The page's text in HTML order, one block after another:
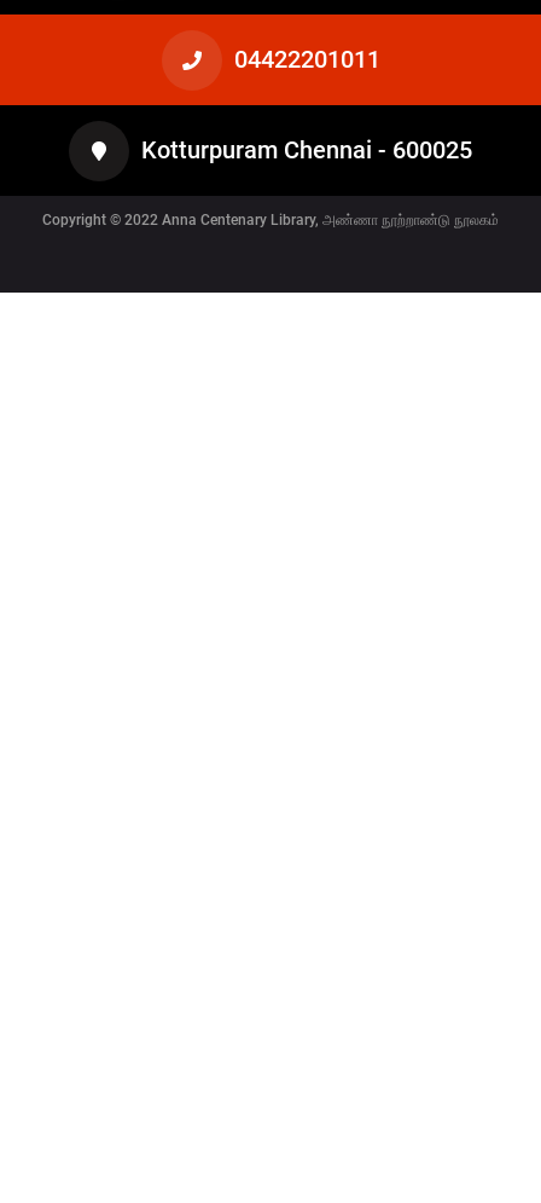
04422201011
Kotturpuram Chennai - 600025
Copyright © 2022 Anna Centenary Library, அண்ணா நூற்றாண்டு நூலகம்